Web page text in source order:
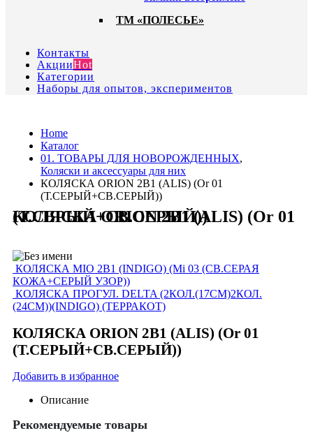
ТМ «ПОЛЕСЬЕ»
Контакты
АкцииHot
Категории
Наборы для опытов, экспериментов
Home
Каталог
01. ТОВАРЫ ДЛЯ НОВОРОЖДЕННЫХ,
Коляски и аксессуары для них
КОЛЯСКА ORION 2В1 (ALIS) (Or 01
(Т.СЕРЫЙ+СВ.СЕРЫЙ))
КОЛЯСКА ORION 2В1 (ALIS) (Or 01 (Т.СЕРЫЙ+СВ.СЕРЫЙ))
КОЛЯСКА MIO 2В1 (INDIGO) (Mi 03 (СВ.СЕРАЯ
КОЖА+СЕРЫЙ УЗОР))
КОЛЯСКА ПРОГУЛ. DELTA (2КОЛ.(17СМ)2КОЛ.
(24СМ))(INDIGO) (ТЕРРАКОТ)
КОЛЯСКА ORION 2В1 (ALIS) (Or 01
(Т.СЕРЫЙ+СВ.СЕРЫЙ))
Добавить в избранное
Описание
Рекомендуемые товары